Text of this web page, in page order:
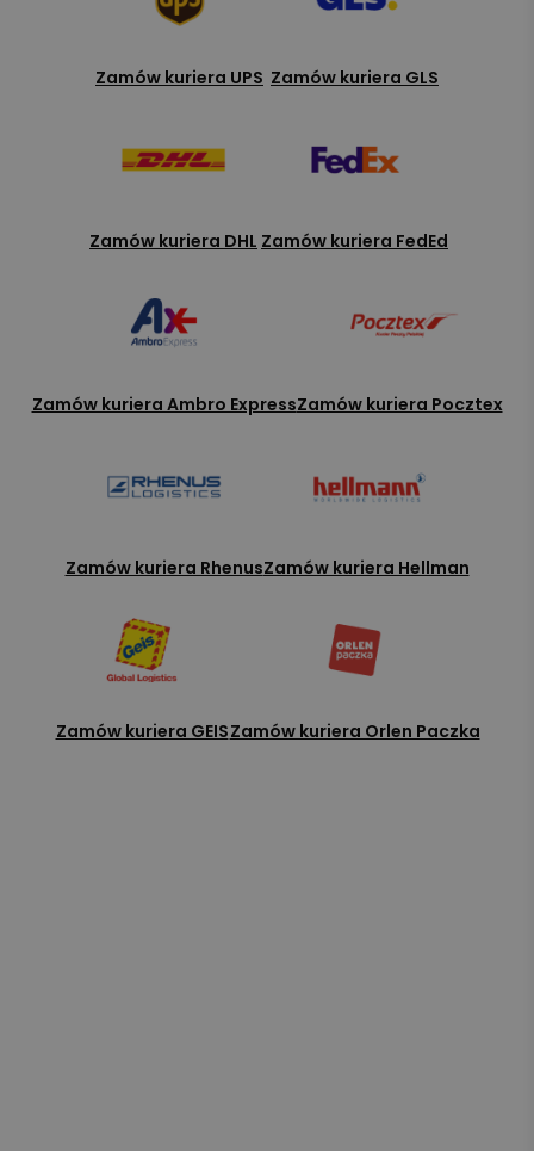
Zamów kuriera UPS Zamów kuriera GLS
Zamów kuriera DHL Zamów kuriera FedEd
Zamów kuriera Ambro ExpressZamów kuriera Pocztex
Zamów kuriera RhenusZamów kuriera Hellman
Zamów kuriera GEISZamów kuriera Orlen Paczka